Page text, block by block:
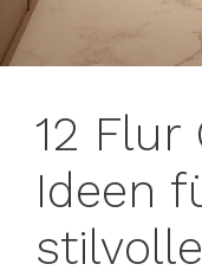
12 Flur
Ideen